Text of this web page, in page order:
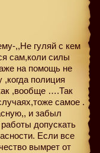
,,Не гуляй с кем
сам,коли силы
на помощь не
,когда полиция
,вообще ….Так
самое .
и забыл
допускать
Если все
вымрет от